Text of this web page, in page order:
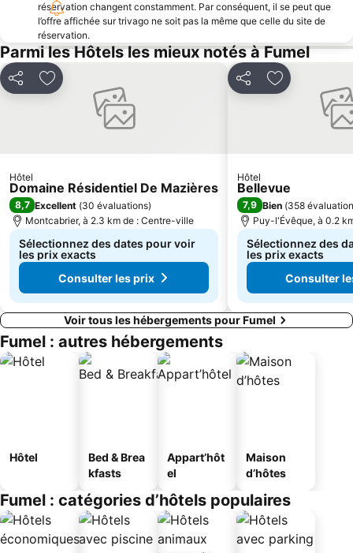
réservation changent constamment. Par conséquent, il se peut que
l’offre affichée sur trivago ne soit pas la même que celle du site de
réservation.
Parmi les Hôtels les mieux notés à Fumel
PartagerAjouter à mes favoris
Hôtel
Domaine Résidentiel De Mazières
8,7 Excellent (30 évaluations)
Montcabrier, à 2.3 km de : Centre-ville
Sélectionnez des dates pour voir
les prix exacts
Consulter les prix
PartagerAjouter à
Hôtel
Bellevue
7,9 Bien (358
Puy-l'Évêque, à 0.2
Sélectionnez des
les prix exacts
Consulter
Voir tous les hébergements pour Fumel
Fumel : autres hébergements
Hôtel
Bed & Brea
kfasts
Appart’hôt
el
Maison
d’hôtes
Fumel : catégories d’hôtels populaires